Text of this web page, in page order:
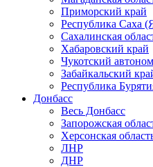
Приморский край
Республика Саха
Сахалинская
Хабаровский край
Чукотский
Забайкальский
Республика
Донбасс
Весь Донбасс
Запорожская
Херсонская
ЛНР
ДНР